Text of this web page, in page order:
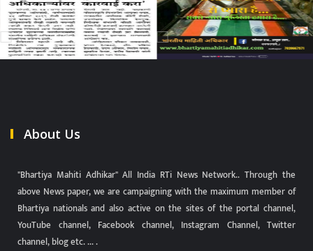
About Us
"Bhartiya Mahiti Adhikar" All India RTi News Network.. Through the
above News paper, we are campaigning with the maximum member of
Bhartiya nationals and also active on the sites of the portal channel,
YouTube channel, Facebook channel, Instagram Channel, Twitter
channel, blog etc. ... .